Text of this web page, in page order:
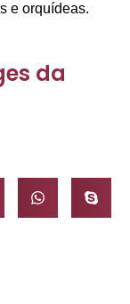
e orquídeas.
da